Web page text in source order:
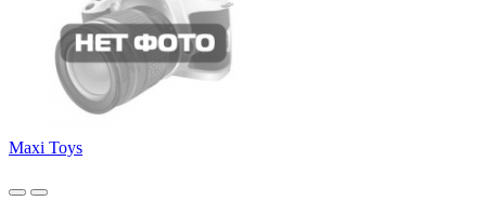
Maxi Toys